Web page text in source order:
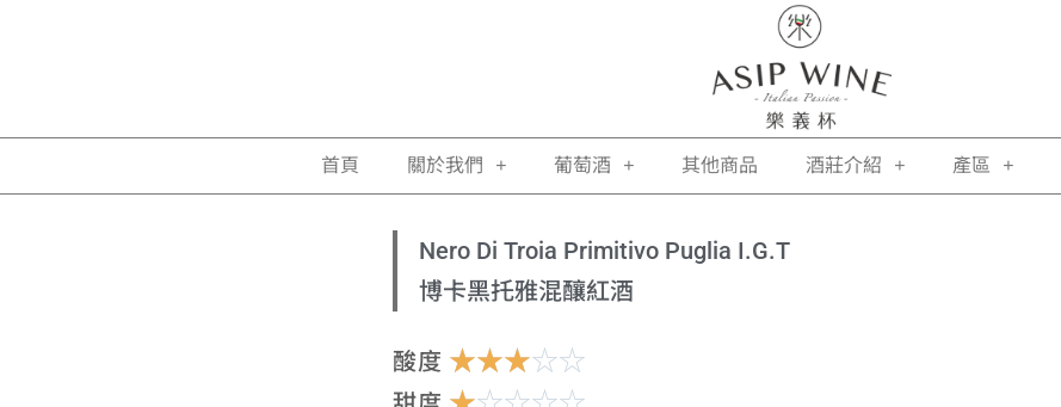
首頁 關於我們 葡萄酒 其他商品 酒莊介紹 產區
Nero Di Troia Primitivo Puglia I.G.T
博卡黑托雅混釀紅酒
酸度 ☆☆☆☆☆